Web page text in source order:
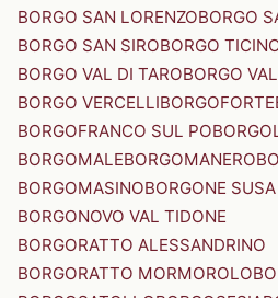
BORGO SAN LORENZOBORGO
BORGO SAN SIROBORGO
BORGO VAL DI TAROBORGO
BORGO VERCELLIBORGOFORTE
BORGOFRANCO SUL PO
BORGOMALEBORGOMANERO
BORGOMASINOBORGONE SUSA
BORGONOVO VAL TIDONE
BORGORATTO ALESSANDRINO
BORGORATTO MORMOROLO